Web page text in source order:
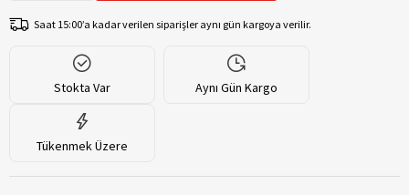
Saat 15:00’a kadar verilen siparişler aynı gün kargoya verilir.
Stokta Var Aynı Gün Kargo
Tükenmek Üzere